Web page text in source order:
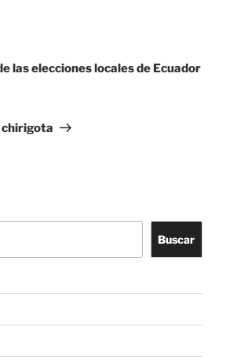
las elecciones locales de Ecuador
chirigota
Buscar